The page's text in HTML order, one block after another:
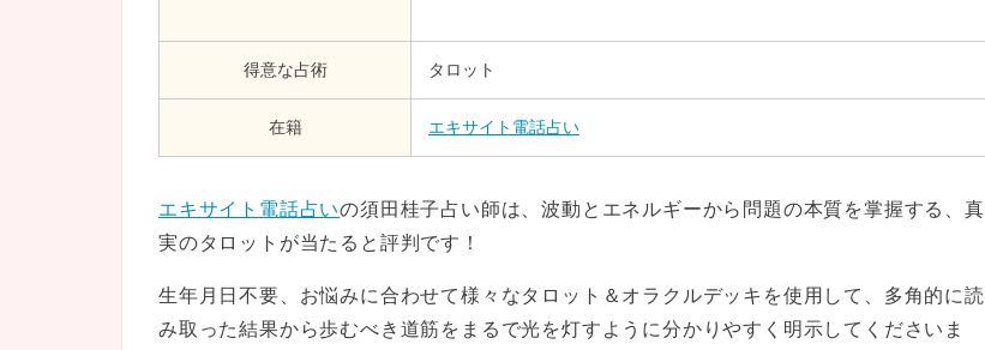
得意な占術 タロット
在籍 エキサイト電話占い
エキサイト電話占いの須田桂子占い師は、波動とエネルギーから問題の本質を掌握する、真
実のタロットが当たると評判です！
生年月日不要、お悩みに合わせて様々なタロット＆オラクルデッキを使用して、多角的に読
み取った結果から歩むべき道筋をまるで光を灯すように分かりやすく明示してくださいま